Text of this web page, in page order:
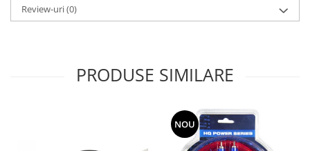
Review-uri(0)
PRODUSE SIMILARE
NOU